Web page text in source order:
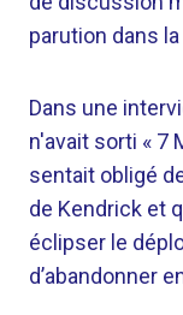
parution dans
Dans une
n'avait sorti « 7
sentait obligé
de Kendrick et
éclipser le
d’abandonner